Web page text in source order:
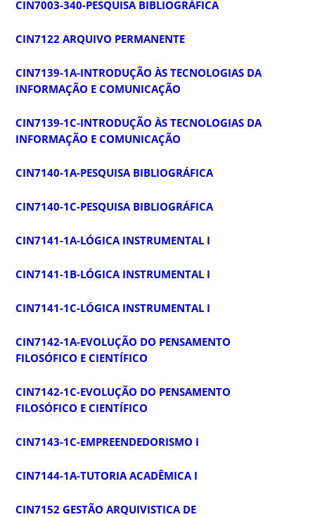
CIN7003-340-PESQUISA BIBLIOGRÁFICA
CIN7122 ARQUIVO PERMANENTE
CIN7139-1A-INTRODUÇÃO ÀS TECNOLOGIAS DA
INFORMAÇÃO E COMUNICAÇÃO
CIN7139-1C-INTRODUÇÃO ÀS TECNOLOGIAS DA
INFORMAÇÃO E COMUNICAÇÃO
CIN7140-1A-PESQUISA BIBLIOGRÁFICA
CIN7140-1C-PESQUISA BIBLIOGRÁFICA
CIN7141-1A-LÓGICA INSTRUMENTAL I
CIN7141-1B-LÓGICA INSTRUMENTAL I
CIN7141-1C-LÓGICA INSTRUMENTAL I
CIN7142-1A-EVOLUÇÃO DO PENSAMENTO
FILOSÓFICO E CIENTÍFICO
CIN7142-1C-EVOLUÇÃO DO PENSAMENTO
FILOSÓFICO E CIENTÍFICO
CIN7143-1C-EMPREENDEDORISMO I
CIN7144-1A-TUTORIA ACADÊMICA I
CIN7152 GESTÃO ARQUIVISTICA DE